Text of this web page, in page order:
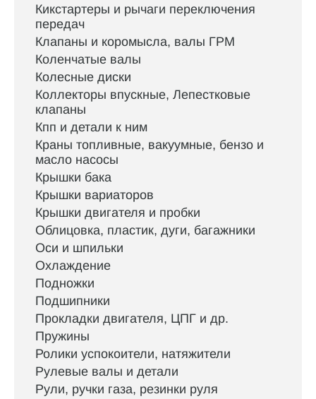
Кикстартеры и рычаги переключения
передач
Клапаны и коромысла, валы ГРМ
Коленчатые валы
Колесные диски
Коллекторы впускные, Лепестковые
клапаны
Кпп и детали к ним
Краны топливные, вакуумные, бензо и
масло насосы
Крышки бака
Крышки вариаторов
Крышки двигателя и пробки
Облицовка, пластик, дуги, багажники
Оси и шпильки
Охлаждение
Подножки
Подшипники
Прокладки двигателя, ЦПГ и др.
Пружины
Ролики успокоители, натяжители
Рулевые валы и детали
Рули, ручки газа, резинки руля